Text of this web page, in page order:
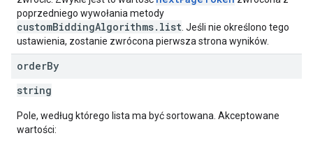
poprzedniego wywołania metody
customBiddingAlgorithms.list . Jeśli nie określono tego
ustawienia, zostanie zwrócona pierwsza strona wyników.
orderBy
string
Pole, według którego lista ma być sortowana. Akceptowane
wartości: